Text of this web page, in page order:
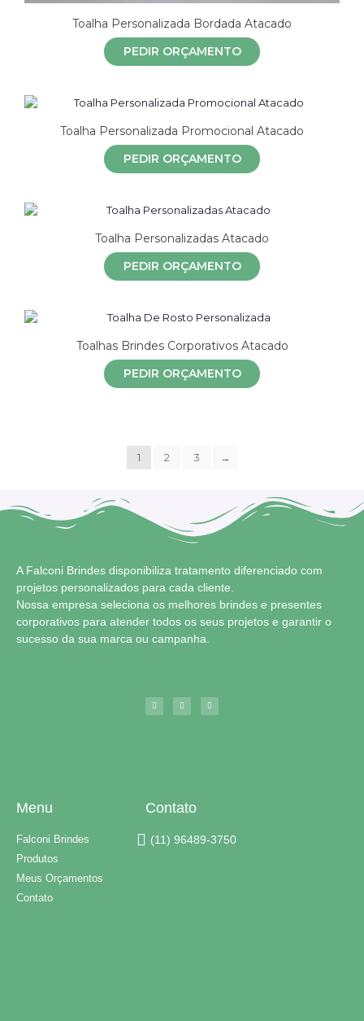
Toalha Personalizada Bordada Atacado
PEDIR ORÇAMENTO
Toalha Personalizada Promocional Atacado
PEDIR ORÇAMENTO
Toalha Personalizadas Atacado
PEDIR ORÇAMENTO
Toalhas Brindes Corporativos Atacado
PEDIR ORÇAMENTO
1 2 3 →
A Falconi Brindes disponibiliza tratamento diferenciado com
projetos personalizados para cada cliente.
Nossa empresa seleciona os melhores brindes e presentes
corporativos para atender todos os seus projetos e garantir o
sucesso da sua marca ou campanha.
Menu
Falconi Brindes
Produtos
Meus Orçamentos
Contato
Contato
(11) 96489-3750